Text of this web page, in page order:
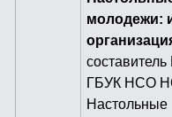
молодежи:
ГБУК НСО